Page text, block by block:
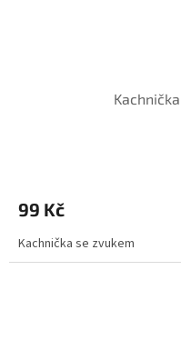
99 Kč
Kachnička se zvukem